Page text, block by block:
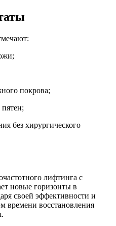
покрова;
без хирургического
лифтинга с
новые горизонты в
своей эффективности и
времени восстановления